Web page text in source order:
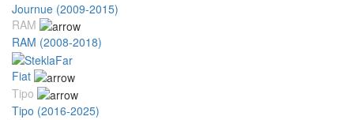
Journue (2009-2015)
RAM
RAM (2008-2018)
Fiat
Tipo
Tipo (2016-2025)